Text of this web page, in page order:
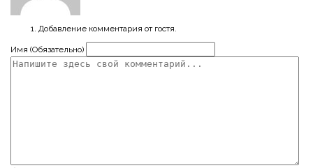
Добавление комментария от гостя.
Имя (Обязательно)